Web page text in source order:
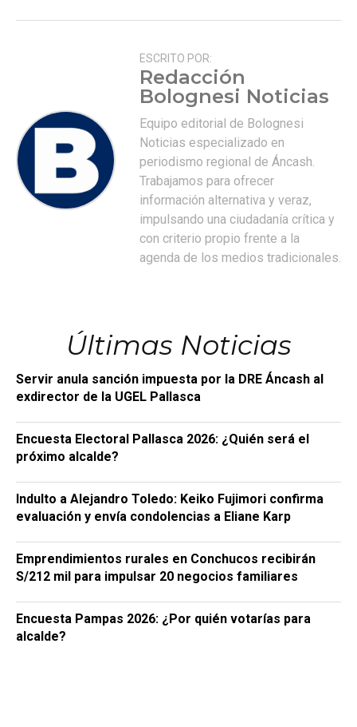
ESCRITO POR:
Redacción
Bolognesi Noticias
Equipo editorial de Bolognesi
Noticias especializado en
periodismo regional de Áncash.
Trabajamos para ofrecer
información alternativa y veraz,
impulsando una ciudadanía crítica y
con criterio propio frente a la
agenda de los medios tradicionales.
Últimas Noticias
Servir anula sanción impuesta por la DRE Áncash al
exdirector de la UGEL Pallasca
Encuesta Electoral Pallasca 2026: ¿Quién será el
próximo alcalde?
Indulto a Alejandro Toledo: Keiko Fujimori confirma
evaluación y envía condolencias a Eliane Karp
Emprendimientos rurales en Conchucos recibirán
S/212 mil para impulsar 20 negocios familiares
Encuesta Pampas 2026: ¿Por quién votarías para
alcalde?